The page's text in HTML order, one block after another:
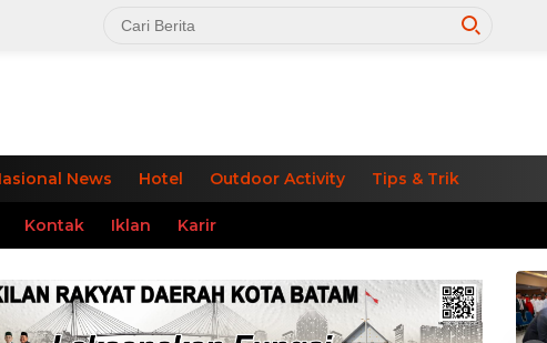
News Hotel Outdoor Activity Tips & Trik
Kontak Iklan Karir